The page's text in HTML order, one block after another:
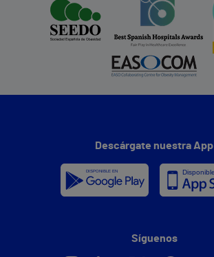
Descárgate nuestra App
Síguenos